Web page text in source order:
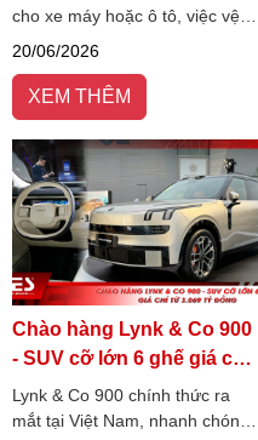
cho xe máy hoặc ô tô, việc vệ
sinh và bảo dưỡng mặt đèn
giúp duy trì hiệu suất chiếu
sáng, tăng tuổi thọ đèn.
20/06/2026
XEM THÊM
Chào hàng Lynk & Co 900
- SUV cỡ lớn 6 ghế giá chỉ
từ 3.069 tỷ đồng
Lynk & Co 900 chính thức ra
mắt tại Việt Nam, nhanh chóng